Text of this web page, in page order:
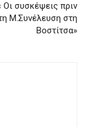
Οι συσκέψεις πριν
Μ.Συνέλευση στη
Βοστίτσα»